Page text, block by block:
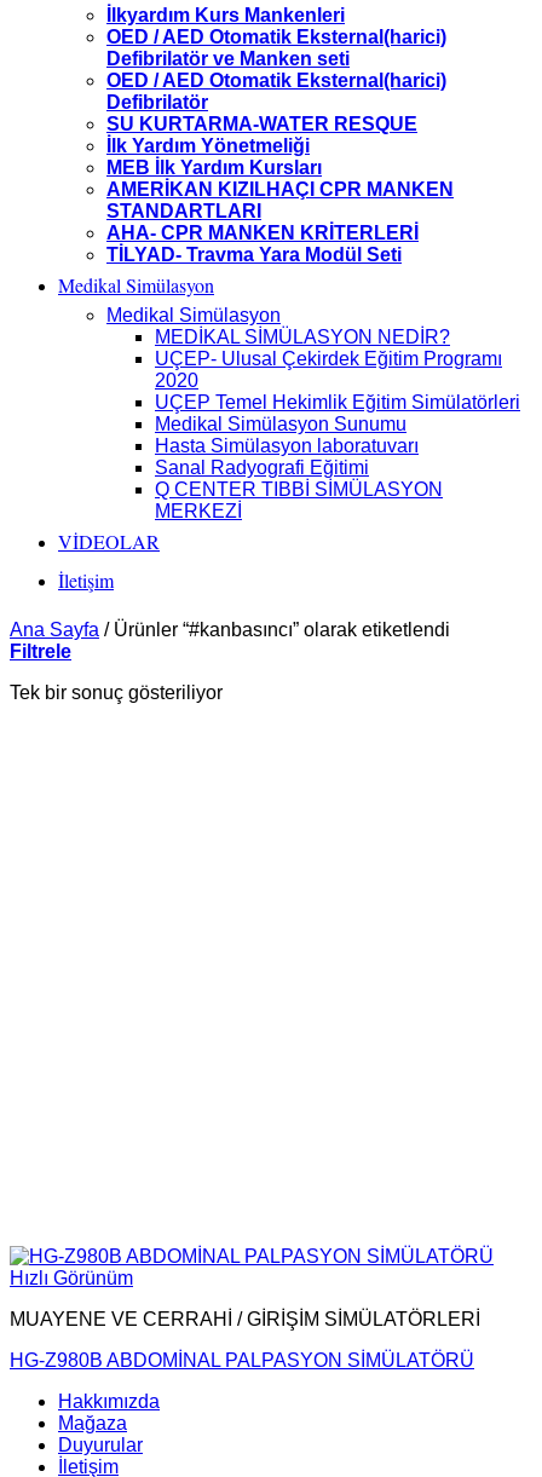
İlkyardım Kurs Mankenleri
OED / AED Otomatik Eksternal(harici)
Defibrilatör ve Manken seti
OED / AED Otomatik Eksternal(harici)
Defibrilatör
SU KURTARMA-WATER RESQUE
İlk Yardım Yönetmeliği
MEB İlk Yardım Kursları
AMERİKAN KIZILHAÇI CPR MANKEN
STANDARTLARI
AHA- CPR MANKEN KRİTERLERİ
TİLYAD- Travma Yara Modül Seti
Medikal Simülasyon
Medikal Simülasyon
MEDİKAL SİMÜLASYON NEDİR?
UÇEP- Ulusal Çekirdek Eğitim Programı
2020
UÇEP Temel Hekimlik Eğitim Simülatörleri
Medikal Simülasyon Sunumu
Hasta Simülasyon laboratuvarı
Sanal Radyografi Eğitimi
Q CENTER TIBBİ SİMÜLASYON
MERKEZİ
VİDEOLAR
İletişim
Ana Sayfa /Ürünler “#kanbasıncı” olarak etiketlendi
Filtrele
Tek bir sonuç gösteriliyor
Hızlı Görünüm
MUAYENE VE CERRAHİ / GİRİŞİM SİMÜLATÖRLERİ
HG-Z980B ABDOMİNAL PALPASYON SİMÜLATÖRÜ
Hakkımızda
Mağaza
Duyurular
İletişim